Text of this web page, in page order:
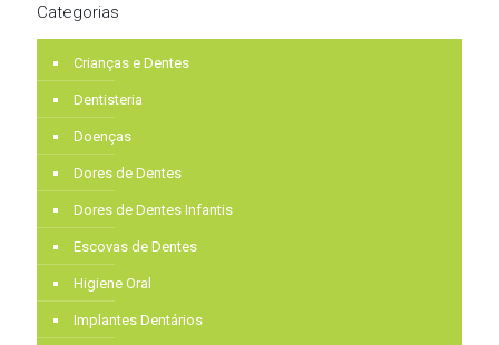
Categorias
Crianças e Dentes
Dentisteria
Doenças
Dores de Dentes
Dores de Dentes Infantis
Escovas de Dentes
Higiene Oral
Implantes Dentários